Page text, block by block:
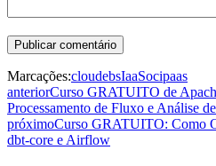
Marcações:cloudebsIaaSocipaas
anteriorCurso GRATUITO de
Processamento de Fluxo e Análise
próximoCurso GRATUITO: Como
dbt-core e Airflow